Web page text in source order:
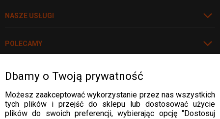
NASZE USŁUGI
POLECAMY
WARTO WIEDZIEĆ
WARTO WIEDZIEĆ
Rozwiń
DOSTAWA:
Dbamy o Twoją prywatność
Możesz zaakceptować wykorzystanie przez nas wszystkich
tych plików i przejść do sklepu lub dostosować użycie
plików do swoich preferencji, wybierając opcję "Dostosuj